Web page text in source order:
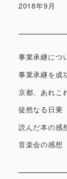
2018年9月
事業承継につ
事業承継を成
京都、あれこ
徒然なる日乗
読んだ本の感
音楽会の感想